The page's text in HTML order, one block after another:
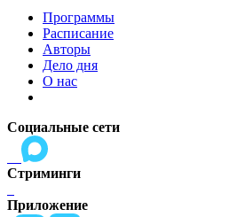
Программы
Расписание
Авторы
Дело дня
О нас
Социальные сети
Стриминги
Приложение